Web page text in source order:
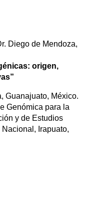
Diego de Mendoza,
origen,
Guanajuato, México.
Genómica para la
y de Estudios
Irapuato,